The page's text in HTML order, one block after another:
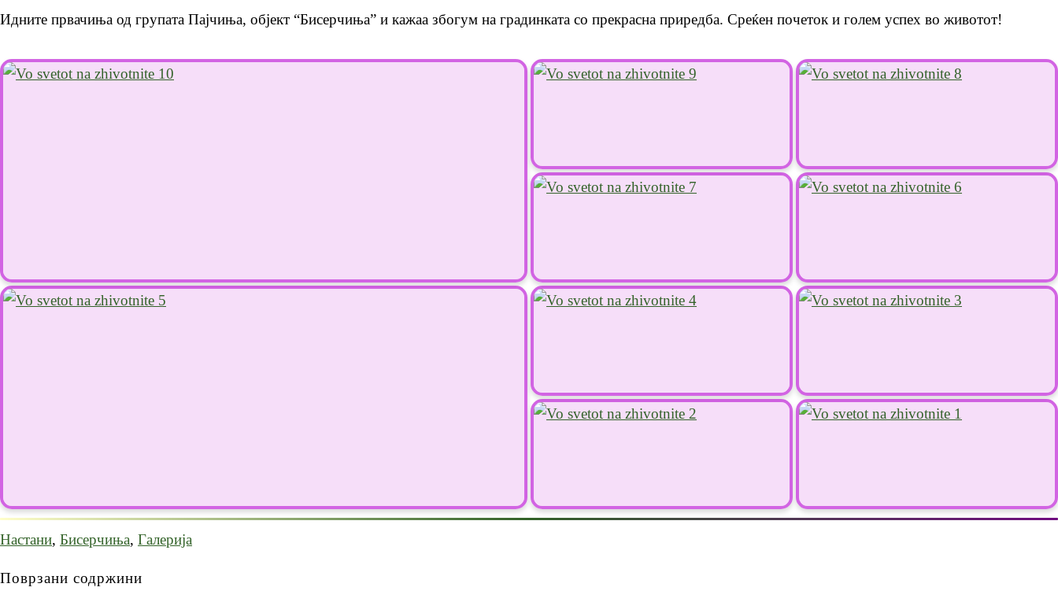
Идните првачиња од групата Пајчиња, објект “Бисерчиња” и кажаа збогум на градинката со прекрасна приредба. Среќен почеток и голем успех во животот!
Настани, Бисерчиња, Галерија
Поврзани содржини